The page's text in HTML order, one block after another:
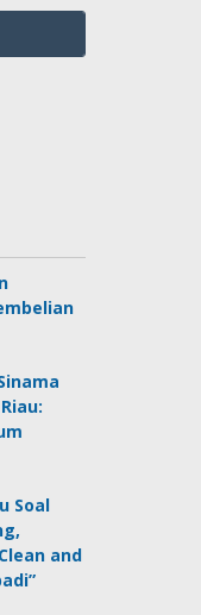
Soal
and